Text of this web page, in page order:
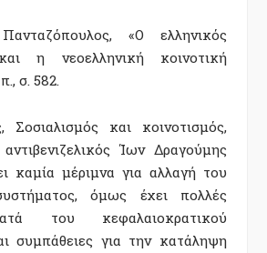
«Ο ελληνικός
η νεοελληνική κοινοτική
σ. 582.
Σοσιαλισμός και κοινοτισμός,
Ίων Δραγούμης
καμία μέριμνα για αλλαγή του
όμως έχει πολλές
του κεφαλαιοκρατικού
συμπάθειες για την κατάληψη